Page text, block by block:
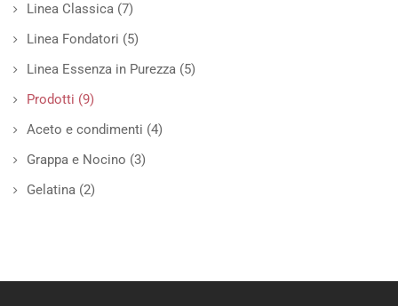
Linea Classica (7)
Linea Fondatori (5)
Linea Essenza in Purezza (5)
Prodotti (9)
Aceto e condimenti (4)
Grappa e Nocino (3)
Gelatina (2)